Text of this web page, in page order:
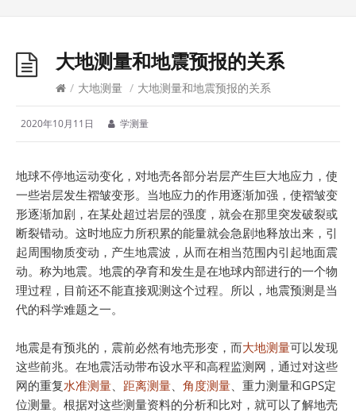
大地测量和地震预报的关系
/ 大地测量 / 大地测量和地震预报的关系
2020年10月11日 学测量
地球不停地运动变化，对地壳各部分岩层产生巨大地应力，使
一些岩层发生褶皱变形。当地应力的作用逐渐加强，使褶皱变
形逐渐加剧，在某处超过岩层的强度，就会在那里突发破裂或
断裂错动。这时地应力所积累的能量就会急剧地释放出来，引
起周围物质变动，产生地震波，从而在相当范围内引起地面震
动。称为地震。地震的孕育和发生是在地球内部进行的一个物
理过程，目前还不能直接观测这个过程。所以，地震预测是当
代的科学难题之一。
地震是有预兆的，震前必然有地壳形变，而大地测量可以发现
这些前兆。在地震活动带布设水平和高程监测网，通过对这些
网的重复水准测量、 距离测量、 角度测量、重力测量和GPS定
位测量。根据对这些测量资料的分析和比对，就可以了解地壳